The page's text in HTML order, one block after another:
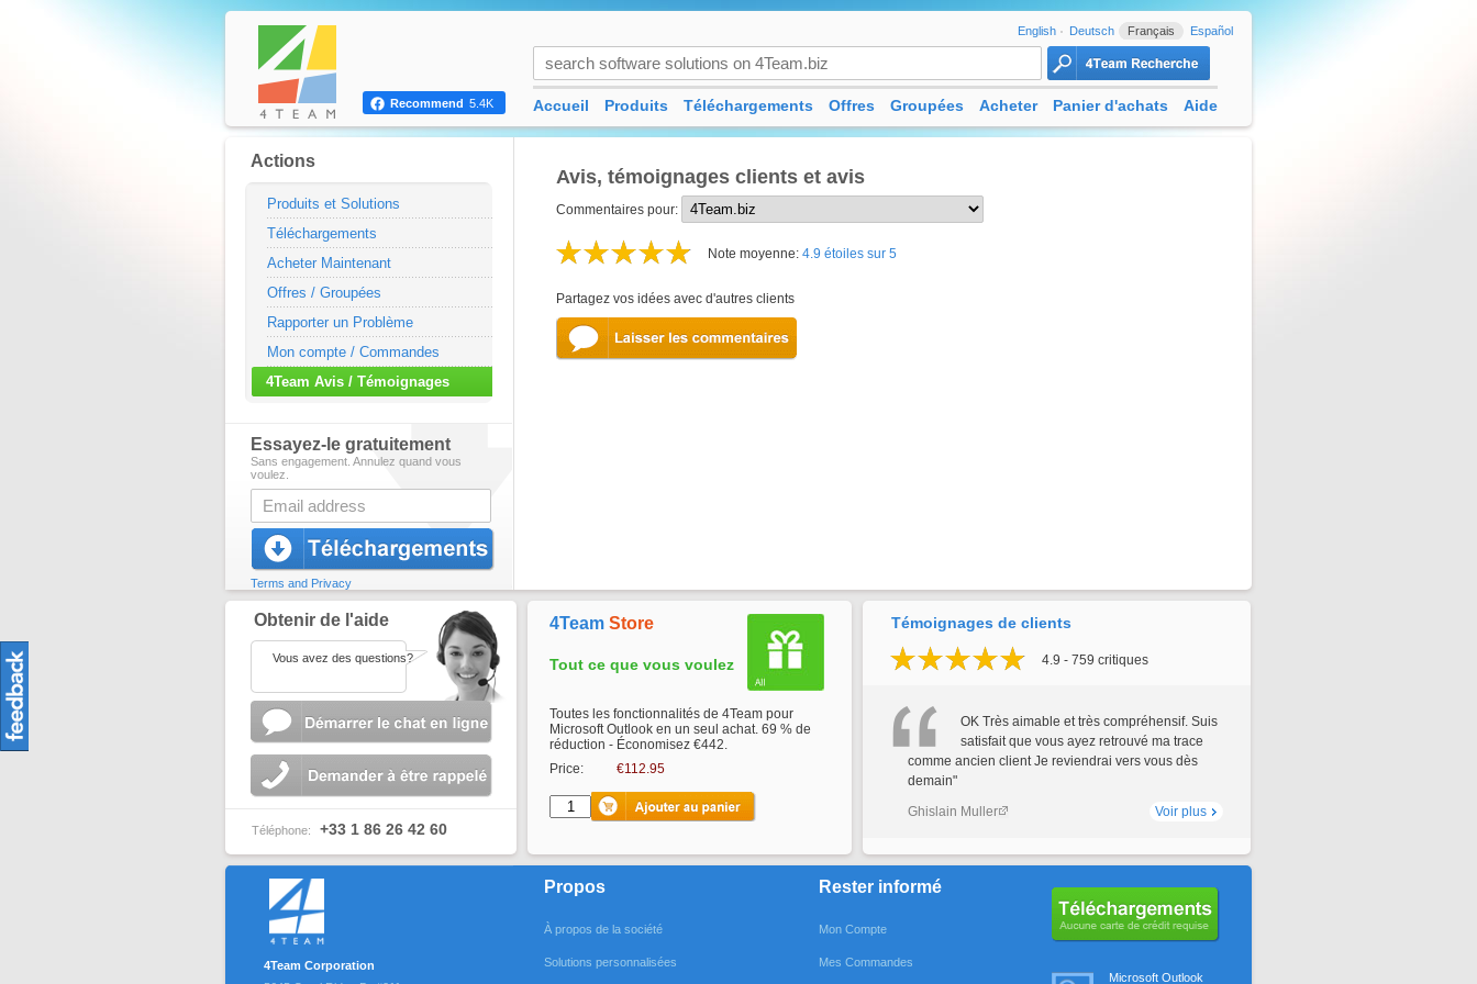
Avis, témoignages clients et avis
Commentaires pour:
Note moyenne: 4.9 étoiles sur 5
Partagez vos idées avec d'autres clients
Actions
Produits et Solutions
Téléchargements
Acheter Maintenant
Offres / Groupées
Rapporter un Problème
Mon compte / Commandes
4Team Avis / Témoignages
Essayez-le gratuitement
Sans engagement. Annulez quand vous
voulez.
Terms and Privacy
English Deutsch Français Español
Recommend 5.4K Accueil Produits Téléchargements Offres Groupées Acheter Panier d'achats Aide
Obtenir de l'aide
Vous avez des questions?
Téléphone: +33 1 86 26 42 60
4Team Store
Tout ce que vous voulez
Toutes les fonctionnalités de 4Team pour
Microsoft Outlook en un seul achat. 69 % de
réduction - Économisez €442.
Price:
€112.95
Témoignages de clients
4.9 - 759 critiques
OK Très aimable et très compréhensif. Suis
satisfait que vous ayez retrouvé ma trace
comme ancien client Je reviendrai vers vous dès
demain"
Ghislain Muller
Voir plus
4Team Corporation
Propos
À propos de la société
Solutions personnalisées
Rester informé
Mon Compte
Mes Commandes
Aucune carte de crédit requise
Microsoft Outlook